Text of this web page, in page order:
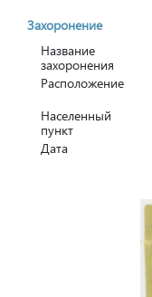
Захоронение
Название
захоронения
Расположение
Населенный
пункт
Дата